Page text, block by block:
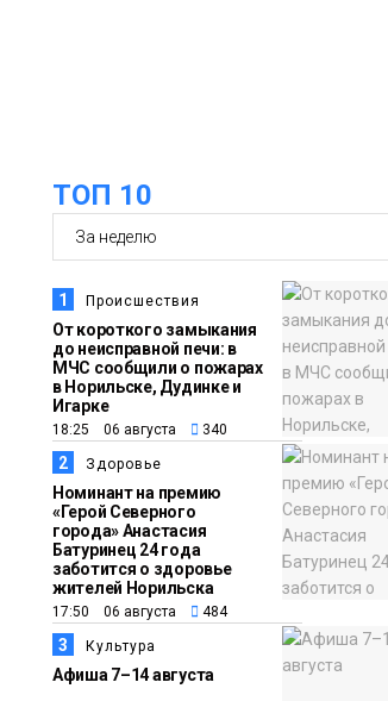
14:36
Плато
Путорана
На плато Путорана
создадут систему
наблюдения за
мерзлотой и
территорию от
13:47
Новости
Заполярный
транспортный
в Дудинке
заасфальтировал
тысяч
грузовых
13:10
В Норильске
базу «Оль-Гуль»
ТОП 10
1 Происшествия
От короткого замыкания
до неисправной печи: в
МЧС сообщили о пожарах
в Норильске, Дудинке и
Игарке
18:25 06 августа 340
2 Здоровье
Номинант на премию
«Герой Северного
города» Анастасия
Батуринец 24 года
заботится о здоровье
жителей Норильска
17:50 06 августа 484
3 Культура
Афиша 7–14 августа